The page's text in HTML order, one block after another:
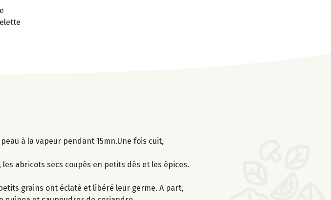
à la vapeur pendant 15mn.Une fois cuit,
les abricots secs coupés en petits dés et les épices.
grains ont éclaté et libéré leur germe. A part,